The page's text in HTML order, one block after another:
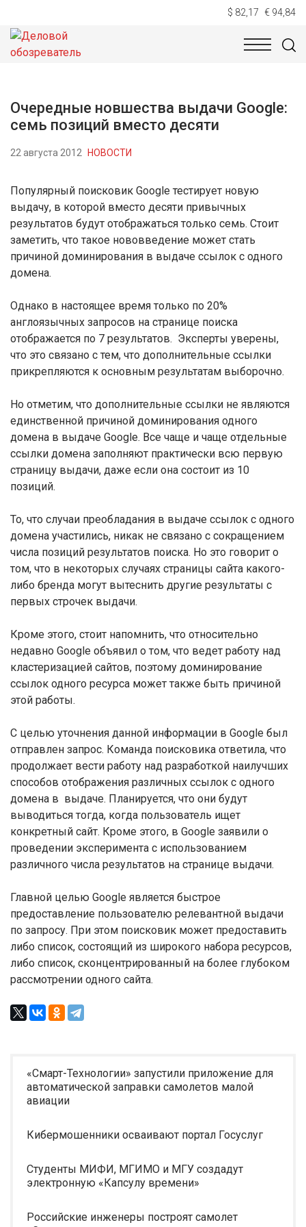
$ 82,17 € 94,84
НОВОСТИ
Очередные новшества выдачи Google:
семь позиций вместо десяти
22 августа 2012 НОВОСТИ
Популярный поисковик Google тестирует новую
выдачу, в которой вместо десяти привычных
результатов будут отображаться только семь. Стоит
заметить, что такое нововведение может стать
причиной доминирования в выдаче ссылок с одного
домена.
Однако в настоящее время только по 20%
англоязычных запросов на странице поиска
отображается по 7 результатов. Эксперты уверены,
что это связано с тем, что дополнительные ссылки
прикрепляются к основным результатам выборочно.
Но отметим, что дополнительные ссылки не являются
единственной причиной доминирования одного
домена в выдаче Google. Все чаще и чаще отдельные
ссылки домена заполняют практически всю первую
страницу выдачи, даже если она состоит из 10
позиций.
То, что случаи преобладания в выдаче ссылок с одного
домена участились, никак не связано с сокращением
числа позиций результатов поиска. Но это говорит о
том, что в некоторых случаях страницы сайта какого-
либо бренда могут вытеснить другие результаты с
первых строчек выдачи.
Кроме этого, стоит напомнить, что относительно
недавно Google объявил о том, что ведет работу над
кластеризацией сайтов, поэтому доминирование
ссылок одного ресурса может также быть причиной
этой работы.
С целью уточнения данной информации в Google был
отправлен запрос. Команда поисковика ответила, что
продолжает вести работу над разработкой наилучших
способов отображения различных ссылок с одного
домена в выдаче. Планируется, что они будут
выводиться тогда, когда пользователь ищет
конкретный сайт. Кроме этого, в Google заявили о
проведении эксперимента с использованием
различного числа результатов на странице выдачи.
Главной целью Google является быстрое
предоставление пользователю релевантной выдачи
по запросу. При этом поисковик может предоставить
либо список, состоящий из широкого набора ресурсов,
либо список, сконцентрированный на более глубоком
рассмотрении одного сайта.
«Смарт-Технологии» запустили приложение для
автоматической заправки самолетов малой
авиации
Кибермошенники осваивают портал Госуслуг
Студенты МИФИ, МГИМО и МГУ создадут
электронную «Капсулу времени»
Российские инженеры построят самолет